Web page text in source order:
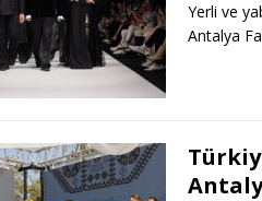
Yerli ve
Antalya